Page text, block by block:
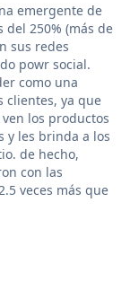
emergente de
250% (más de
sus redes
powr social.
como una
clientes, ya que
los productos
y les brinda a los
de hecho,
con las
veces más que